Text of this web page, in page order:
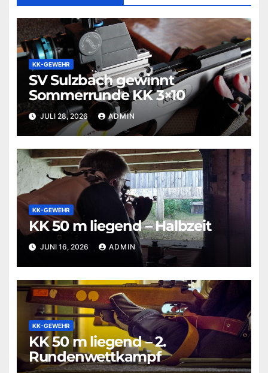
KK-GEWEHR
SV Sulzbach gewinnt
Sommerrunde KK 3×10
JULI 28, 2026 ADMIN
KK-GEWEHR
KK 50 m liegend – Halbzeit
JUNI 16, 2026 ADMIN
KK-GEWEHR
KK 50 m liegend – 2.
Rundenwettkampf